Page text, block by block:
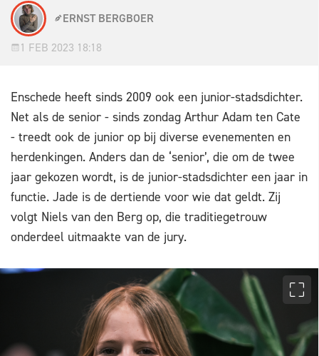
ERNST BERGBOER
1 FEB 2023 18:18
Enschede heeft sinds 2009 ook een junior-stadsdichter.
Net als de senior - sinds zondag Arthur Adam ten Cate
- treedt ook de junior op bij diverse evenementen en
herdenkingen. Anders dan de ‘senior’, die om de twee
jaar gekozen wordt, is de junior-stadsdichter een jaar in
functie. Jade is de dertiende voor wie dat geldt. Zij
volgt Niels van den Berg op, die traditiegetrouw
onderdeel uitmaakte van de jury.